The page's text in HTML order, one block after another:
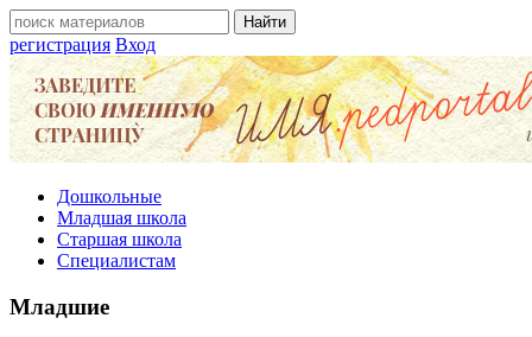
регистрация Вход
Дошкольные
Младшая школа
Старшая школа
Специалистам
Младшие